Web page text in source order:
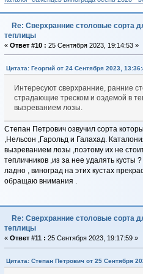
Re: Сверхранние столовые сорта
теплицы
« Ответ #10 : 25 Сентября 2023, 19:14:53 »
Цитата: Георгий от 24 Сентября 2023,
Интересуют сверхранние, ранние
страдающие треском и оэдемой в
вызреванием лозы.
Степан Петрович озвучил сорта
,Нельсон ,Гарольд и Галахад.
вызреванием лозы ,поэтому их не
тепличников ,из за нее удалять кусты
ладно , виноград на этих кустах
обращаю внимания .
Re: Сверхранние столовые сорта
теплицы
« Ответ #11 : 25 Сентября 2023, 19:17:59 »
Цитата: Степан Петрович от 25 Сентября